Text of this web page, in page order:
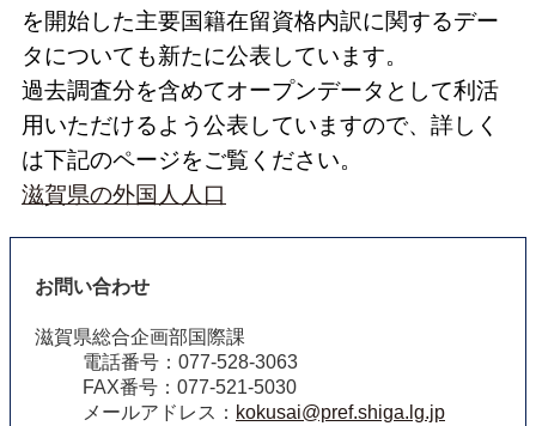
を開始した主要国籍在留資格内訳に関するデー
タについても新たに公表しています。
過去調査分を含めてオープンデータとして利活
用いただけるよう公表していますので、詳しく
は下記のページをご覧ください。
滋賀県の外国人人口
お問い合わせ
滋賀県総合企画部国際課
電話番号：077-528-3063
FAX番号：077-521-5030
メールアドレス： kokusai@pref.shiga.lg.jp